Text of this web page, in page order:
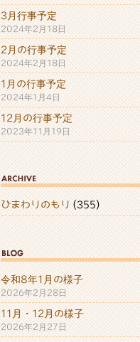
3月行事予定
2024年2月18日
2月の行事予定
2024年2月18日
1月の行事予定
2024年1月4日
12月の行事予定
2023年11月19日
ひまわりのもり (355)
令和8年1月の様子
2026年2月28日
11月・12月の様子
2026年2月27日